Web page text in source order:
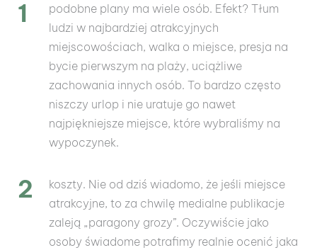
podobne plany ma wiele osób. Efekt? Tłum
ludzi w najbardziej atrakcyjnych
miejscowościach, walka o miejsce, presja na
bycie pierwszym na plaży, uciążliwe
zachowania innych osób. To bardzo często
niszczy urlop i nie uratuje go nawet
najpiękniejsze miejsce, które wybraliśmy na
wypoczynek.
koszty. Nie od dziś wiadomo, że jeśli miejsce
atrakcyjne, to za chwilę medialne publikacje
zaleją „paragony grozy”. Oczywiście jako
osoby świadome potrafimy realnie ocenić jaka